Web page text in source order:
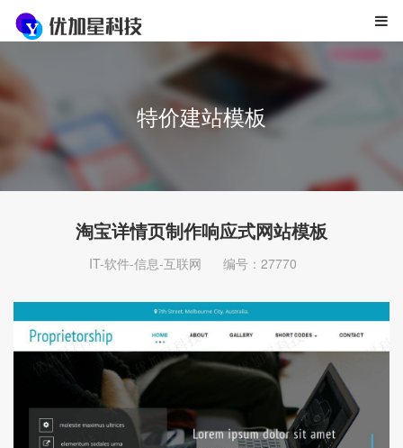
特价建站模板
淘宝详情页制作响应式网站模板
IT-软件-信息-互联网 编号：27770